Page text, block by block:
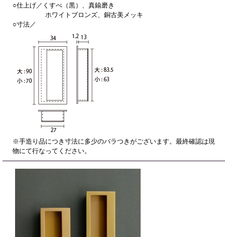
○仕上げ／くすべ（黒）、真鍮磨き
ホワイトブロンズ、銅古美メッキ
○寸法／
※手造り品につき寸法に多少のバラつきがございます。最終確認は現
物にて行なってください。